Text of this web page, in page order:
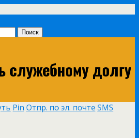
служебному долгу
Pin Отпр. по эл. почте SMS